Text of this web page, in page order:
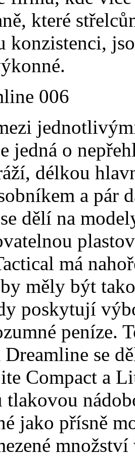
které
konzistenci,
jedná o
délkou
a pár
dělí na
má
měly být
poskytují
peníze.
Dreamline se
Compact a
tlakovou
jako přísně